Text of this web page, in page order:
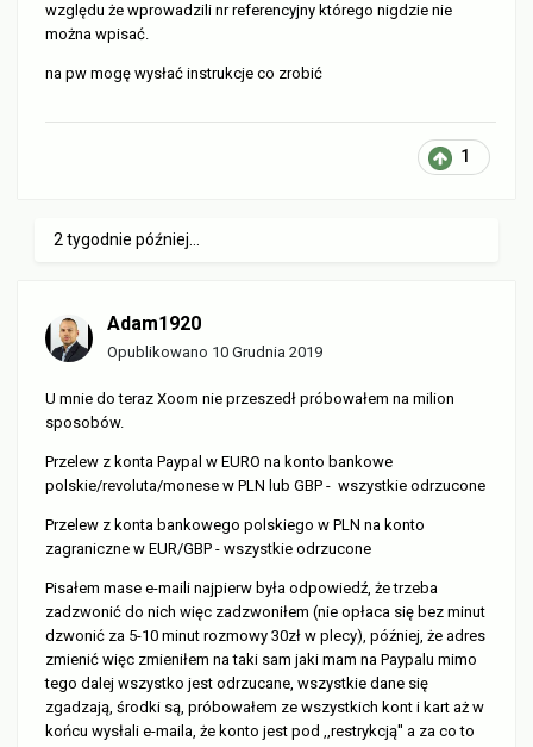
względu że wprowadzili nr referencyjny którego nigdzie nie
można wpisać.
na pw mogę wysłać instrukcje co zrobić
1
2 tygodnie później...
Adam1920
Opublikowano 10 Grudnia 2019
U mnie do teraz Xoom nie przeszedł próbowałem na milion
sposobów.
Przelew z konta Paypal w EURO na konto bankowe
polskie/revoluta/monese w PLN lub GBP - wszystkie odrzucone
Przelew z konta bankowego polskiego w PLN na konto
zagraniczne w EUR/GBP - wszystkie odrzucone
Pisałem mase e-maili najpierw była odpowiedź, że trzeba
zadzwonić do nich więc zadzwoniłem (nie opłaca się bez minut
dzwonić za 5-10 minut rozmowy 30zł w plecy), później, że adres
zmienić więc zmieniłem na taki sam jaki mam na Paypalu mimo
tego dalej wszystko jest odrzucane, wszystkie dane się
zgadzają, środki są, próbowałem ze wszystkich kont i kart aż w
końcu wysłali e-maila, że konto jest pod ,,restrykcją'' a za co to